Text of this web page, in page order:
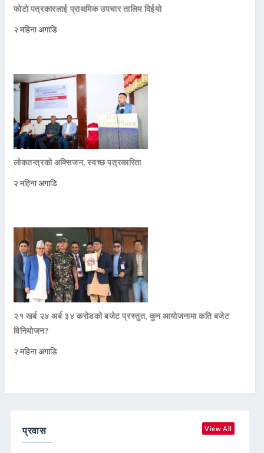
फोटो पत्रकारलाई प्राथमिक उपचार तालिम दिईयो
२ महिना अगाडि
लोकतन्त्रको अक्सिजन, स्वच्छ पत्रकारिता
२ महिना अगाडि
२१ खर्ब २४ अर्ब ३४ करोडको बजेट प्रस्तुत, कुन आयोजनामा कति बजेट
विनियोजन?
२ महिना अगाडि
प्रवास View All